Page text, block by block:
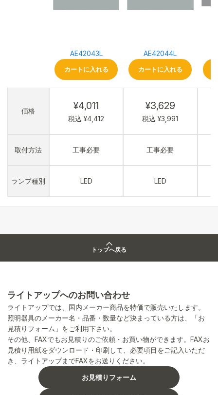
価格
取付方法
ランプ種別
AE42043L
カートに入れる
¥4,011
税込 ¥4,412
工事必要
LED
AE42044L
カートに入れる
¥3,629
税込 ¥3,991
工事必要
LED
トップへ戻る
ライトアップへのお問い合わせ
ライトアップでは、国内メーカー商品を特価で販売いたします。
照明器具のメーカー名・品番・数量など決まっている方は、「お
見積りフォーム」をご利用下さい。
その他、FAXでもお見積りのご依頼・お買い物ができます。FAXお
見積り用紙をダウンロード・印刷して、必要項目をご記入いただ
き、ライトアップまでFAXをお送りください。
お見積りフォーム